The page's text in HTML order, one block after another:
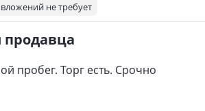
вложений не требует
пробег. Торг есть. Срочно